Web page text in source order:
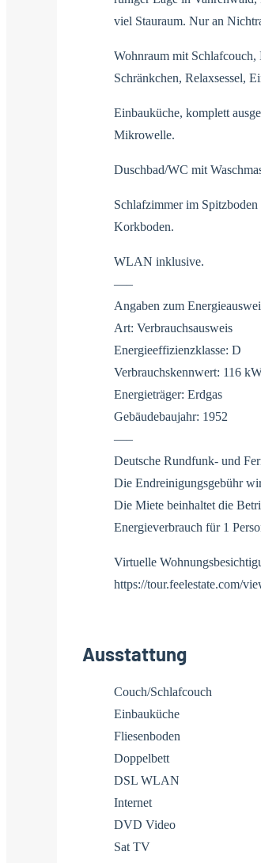
viel Stauraum. Nur an
Wohnraum mit
Schränkchen, Relaxsessel,
Einbauküche, komplett
Mikrowelle.
Duschbad/WC mit
Schlafzimmer im
Korkboden.
WLAN inklusive.
—–
Angaben zum
Art: Verbrauchsausweis
Energieeffizienzklasse: D
Verbrauchskennwert: 116
Energieträger: Erdgas
Gebäudebaujahr: 1952
—–
Deutsche Rundfunk- und
Die Endreinigungsgebühr
Die Miete beinhaltet die
Energieverbrauch für 1
Virtuelle
https://tour.feelestate.com/
Ausstattung
Couch/Schlafcouch
Einbauküche
Fliesenboden
Doppelbett
DSL WLAN
Internet
DVD Video
Sat TV